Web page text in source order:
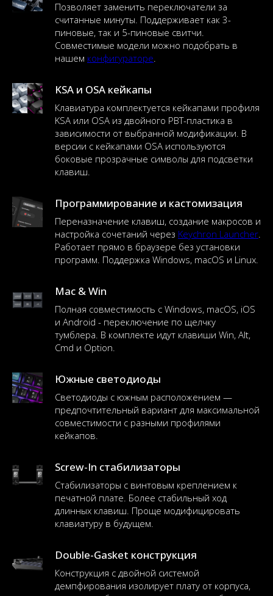
Позволяет заменить переключатели за
считанные минуты. Поддерживает как 3-
пиновые, так и 5-пиновые свитчи.
Совместимые модели можно подобрать в
нашем конфигураторе.
KSA и OSA кейкапы
Клавиатура комплектуется кейкапами профиля
KSA или OSA из двойного PBT-пластика в
зависимости от выбранной модификации. В
версии с кейкапами OSA используются
боковые прозрачные символы для подсветки
клавиш.
Программирование и кастомизация
Переназначение клавиш, создание макросов и
настройка сочетаний через Keychron Launcher.
Работает прямо в браузере без установки
программ. Поддержка Windows, macOS и Linux.
Mac & Win
Полная совместимость с Windows, macOS, iOS
и Android - переключение по щелчку
тумблера. В комплекте идут клавиши Win, Alt,
Cmd и Option.
Южные светодиоды
Светодиоды с южным расположением —
предпочтительный вариант для максимальной
совместимости с разными профилями
кейкапов.
Screw-In стабилизаторы
Стабилизаторы с винтовым креплением к
печатной плате. Более стабильный ход
длинных клавиш. Проще модифицировать
клавиатуру в будущем.
Double-Gasket конструкция
Конструкция с двойной системой
демпфирования изолирует плату от корпуса,